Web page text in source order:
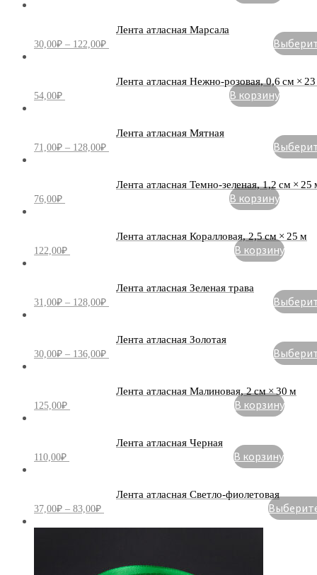
Лента атласная Марсала
30,00₽ – 122,00₽
Лента атласная Нежно-розовая, 0,6 см ×
54,00₽ В корзину
Лента атласная Мятная
71,00₽ – 128,00₽
Лента атласная Темно-зеленая, 1,2 см × 25
76,00₽ В корзину
Лента атласная Коралловая, 2,5 см × 25 м
122,00₽ В корзину
Лента атласная Зеленая трава
31,00₽ – 128,00₽
Лента атласная Золотая
30,00₽ – 136,00₽
Лента атласная Малиновая, 2 см × 30 м
125,00₽ В корзину
Лента атласная Черная
110,00₽ В корзину
Лента атласная Светло-фиолетовая
37,00₽ – 83,00₽